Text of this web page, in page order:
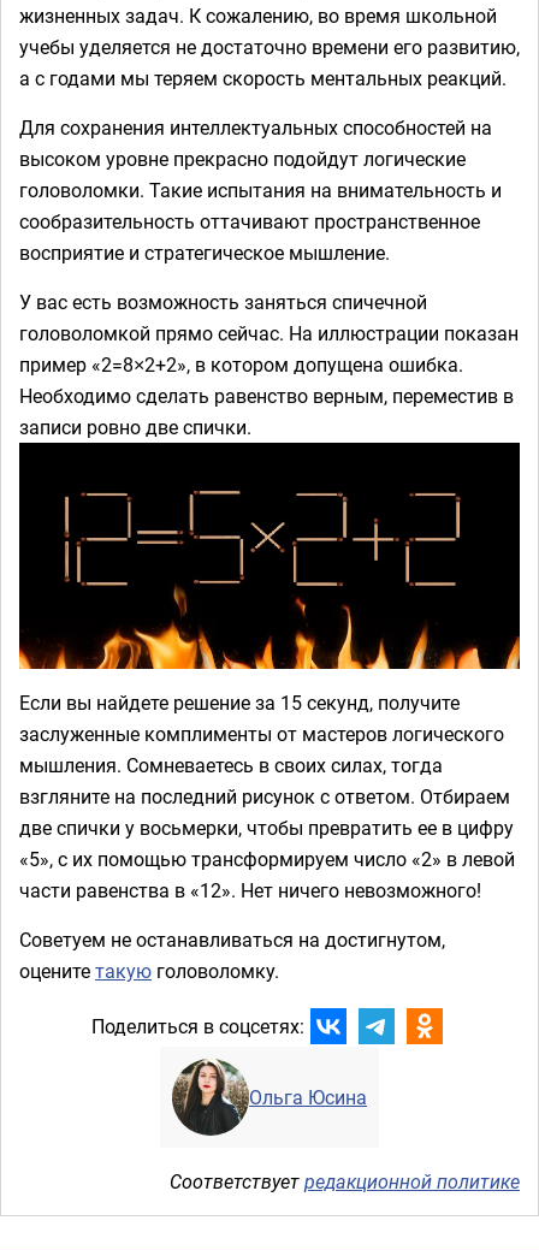
жизненных задач. К сожалению, во время школьной
учебы уделяется не достаточно времени его развитию,
а с годами мы теряем скорость ментальных реакций.
Для сохранения интеллектуальных способностей на
высоком уровне прекрасно подойдут логические
головоломки. Такие испытания на внимательность и
сообразительность оттачивают пространственное
восприятие и стратегическое мышление.
У вас есть возможность заняться спичечной
головоломкой прямо сейчас. На иллюстрации показан
пример «2=8×2+2», в котором допущена ошибка.
Необходимо сделать равенство верным, переместив в
записи ровно две спички.
Если вы найдете решение за 15 секунд, получите
заслуженные комплименты от мастеров логического
мышления. Сомневаетесь в своих силах, тогда
взгляните на последний рисунок с ответом. Отбираем
две спички у восьмерки, чтобы превратить ее в цифру
«5», с их помощью трансформируем число «2» в левой
части равенства в «12». Нет ничего невозможного!
Советуем не останавливаться на достигнутом,
оценитетакую головоломку.
Поделиться в соцсетях:
Ольга Юсина
Соответствуетредакционной политике